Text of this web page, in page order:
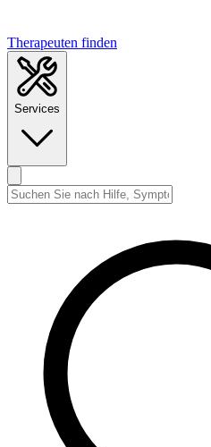
Therapeuten finden
Services